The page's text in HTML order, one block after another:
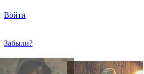
Войти
Забыли?